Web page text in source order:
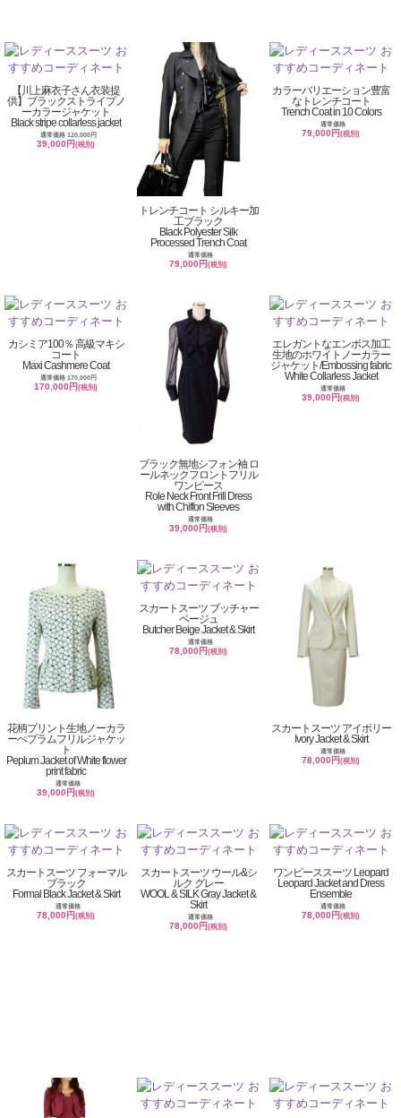
【川上麻衣子さん衣装提
供】ブラックストライプノ
ーカラージャケット
Black stripe collarless jacket
通常価格 120,000円
39,000円(税別)
トレンチコート シルキー加
工ブラック
Black Polyester Silk
Processed Trench Coat
通常価格
79,000円(税別)
カラーバリエーション豊富
なトレンチコート
Trench Coat in 10 Colors
通常価格
79,000円(税別)
カシミア100％ 高級マキシ
コート
Maxi Cashmere Coat
通常価格 170,000円
170,000円(税別)
ブラック無地シフォン袖 ロ
ールネックフロントフリル
ワンピース
Role Neck Front Frill Dress
with Chiffon Sleeves
通常価格
39,000円(税別)
エレガントなエンボス加工
生地のホワイトノーカラー
ジャケット/Embossing fabric
White Collarless Jacket
通常価格
39,000円(税別)
花柄プリント生地ノーカラ
ーぺプラムフリルジャケッ
ト
Peplum Jacket of White flower
print fabric
通常価格
39,000円(税別)
スカートスーツ ブッチャー
ベージュ
Butcher Beige Jacket & Skirt
通常価格
78,000円(税別)
スカートスーツ アイボリー
Ivory Jacket & Skirt
通常価格
78,000円(税別)
スカートスーツ フォーマル
ブラック
Formal Black Jacket & Skirt
通常価格
78,000円(税別)
スカートスーツ ウール&シ
ルク グレー
WOOL & SILK Gray Jacket &
Skirt
通常価格
78,000円(税別)
ワンピーススーツ Leopard
Leopard Jacket and Dress
Ensemble
通常価格
78,000円(税別)